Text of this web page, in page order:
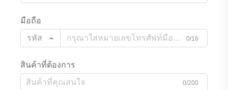
มือถือ
รหัส
0/16
สินค้าที่ต้องการ
0/200